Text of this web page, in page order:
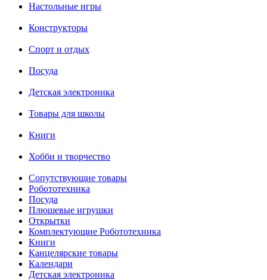
Настольные игры
Конструкторы
Спорт и отдых
Посуда
Детская электроника
Товары для школы
Книги
Хобби и творчество
Сопутствующие товары
Робототехника
Посуда
Плюшевые игрушки
Открытки
Комплектующие Робототехника
Книги
Канцелярские товары
Календари
Детская электроника